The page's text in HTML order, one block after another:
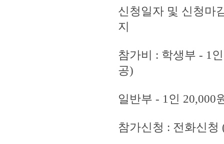
신청일자 및 신청마
지
참가비 : 학생부 - 1
공)
일반부 - 1인 20,000
참가신청 : 전화신청